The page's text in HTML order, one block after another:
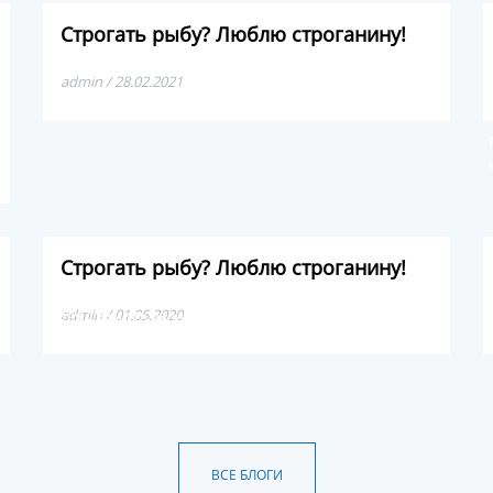
Строгать рыбу? Люблю строганину!
admin / 28.02.2021
Строгать рыбу? Люблю строганину!
Хочу с вами поделиться про один из лучших деликатесов
admin / 01.05.2020
ВСЕ БЛОГИ